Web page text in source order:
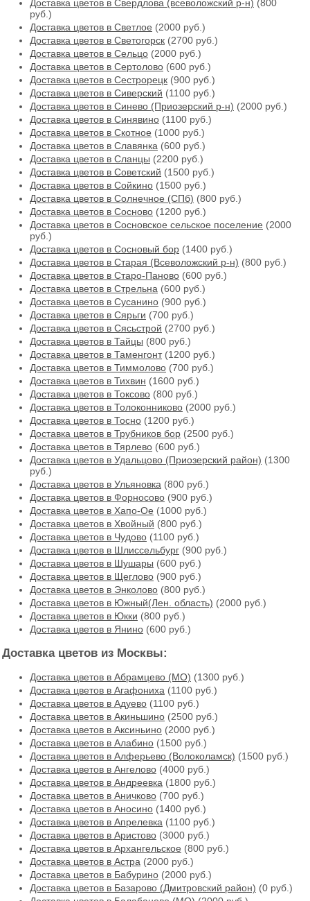
Доставка цветов в Свердлова (всеволожский р-н) (800
руб.)
Доставка цветов в Светлое (2000 руб.)
Доставка цветов в Светогорск (2700 руб.)
Доставка цветов в Сельцо (2000 руб.)
Доставка цветов в Сертолово (600 руб.)
Доставка цветов в Сестрорецк (900 руб.)
Доставка цветов в Сиверский (1100 руб.)
Доставка цветов в Синево (Приозерский р-н) (2000 руб.)
Доставка цветов в Синявино (1100 руб.)
Доставка цветов в Скотное (1000 руб.)
Доставка цветов в Славянка (600 руб.)
Доставка цветов в Сланцы (2200 руб.)
Доставка цветов в Советский (1500 руб.)
Доставка цветов в Сойкино (1500 руб.)
Доставка цветов в Солнечное (СПб) (800 руб.)
Доставка цветов в Сосново (1200 руб.)
Доставка цветов в Сосновское сельское поселение (2000
руб.)
Доставка цветов в Сосновый бор (1400 руб.)
Доставка цветов в Старая (Всеволожский р-н) (800 руб.)
Доставка цветов в Старо-Паново (600 руб.)
Доставка цветов в Стрельна (600 руб.)
Доставка цветов в Сусанино (900 руб.)
Доставка цветов в Сярьги (700 руб.)
Доставка цветов в Сясьстрой (2700 руб.)
Доставка цветов в Тайцы (800 руб.)
Доставка цветов в Таменгонт(1200 руб.)
Доставка цветов в Тиммолово (700 руб.)
Доставка цветов в Тихвин (1600 руб.)
Доставка цветов в Токсово (800 руб.)
Доставка цветов в Толоконниково (2000 руб.)
Доставка цветов в Тосно (1200 руб.)
Доставка цветов в Трубников бор (2500 руб.)
Доставка цветов в Тярлево (600 руб.)
Доставка цветов в Удальцово (Приозерский район) (1300
руб.)
Доставка цветов в Ульяновка (800 руб.)
Доставка цветов в Форносово (900 руб.)
Доставка цветов в Хапо-Ое (1000 руб.)
Доставка цветов в Хвойный (800 руб.)
Доставка цветов в Чудово (1100 руб.)
Доставка цветов в Шлиссельбург (900 руб.)
Доставка цветов в Шушары (600 руб.)
Доставка цветов в Щеглово (900 руб.)
Доставка цветов в Энколово (800 руб.)
Доставка цветов в Южный(Лен. область) (2000 руб.)
Доставка цветов в Юкки (800 руб.)
Доставка цветов в Янино (600 руб.)
Доставка цветов из Москвы:
Доставка цветов в Абрамцево (МО) (1300 руб.)
Доставка цветов в Агафониха (1100 руб.)
Доставка цветов в Адуево (1100 руб.)
Доставка цветов в Акиньшино (2500 руб.)
Доставка цветов в Аксиньино (2000 руб.)
Доставка цветов в Алабино (1500 руб.)
Доставка цветов в Алферьево (Волоколамск) (1500 руб.)
Доставка цветов в Ангелово (4000 руб.)
Доставка цветов в Андреевка (1800 руб.)
Доставка цветов в Аничково (700 руб.)
Доставка цветов в Аносино (1400 руб.)
Доставка цветов в Апрелевка (1100 руб.)
Доставка цветов в Аристово (3000 руб.)
Доставка цветов в Архангельское (800 руб.)
Доставка цветов в Астра (2000 руб.)
Доставка цветов в Бабурино (2000 руб.)
Доставка цветов в Базарово (Дмитровский район) (0 руб.)